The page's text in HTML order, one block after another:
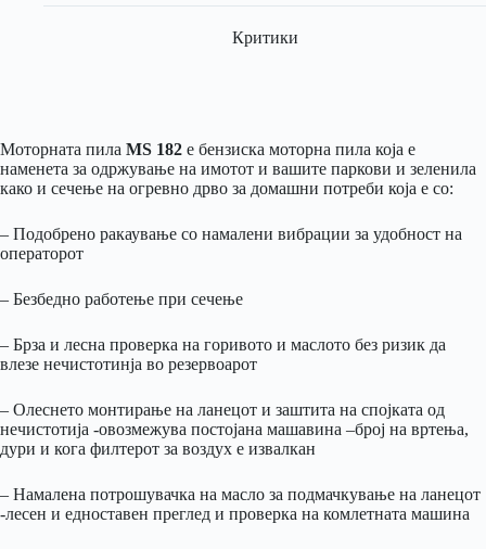
Критики
Моторната пила MS 182 е бензиска моторна пила која е
наменета за одржување на имотот и вашите паркови и зеленила
како и сечење на огревно дрво за домашни потреби која е со:
– Подобрено ракаување со намалени вибрации за удобност на
операторот
– Безбедно работење при сечење
– Брза и лесна проверка на горивото и маслото без ризик да
влезе нечистотинја во резервоарот
– Олеснето монтирање на ланецот и заштита на спојката од
нечистотија -овозмежува постојана машавина –број на вртења,
дури и кога филтерот за воздух е извалкан
– Намалена потрошувачка на масло за подмачкување на ланецот
-лесен и едноставен преглед и проверка на комлетната машина